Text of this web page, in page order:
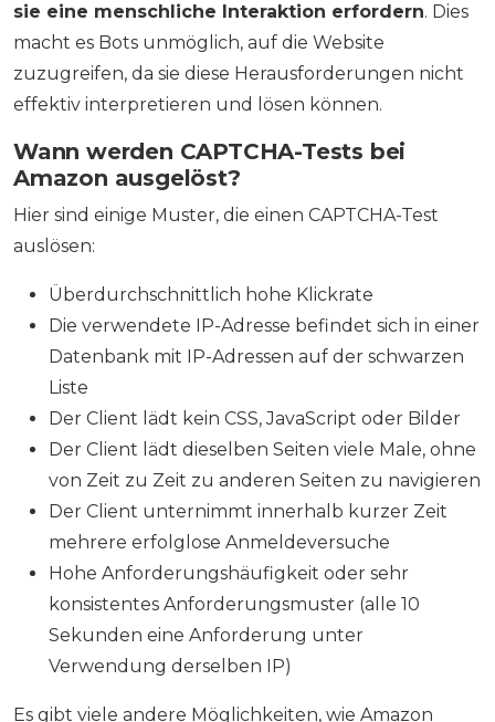
sie eine menschliche Interaktion erfordern. Dies
macht es Bots unmöglich, auf die Website
zuzugreifen, da sie diese Herausforderungen nicht
effektiv interpretieren und lösen können.
Wann werden CAPTCHA-Tests bei
Amazon ausgelöst?
Hier sind einige Muster, die einen CAPTCHA-Test
auslösen:
Überdurchschnittlich hohe Klickrate
Die verwendete IP-Adresse befindet sich in einer
Datenbank mit IP-Adressen auf der schwarzen
Liste
Der Client lädt kein CSS, JavaScript oder Bilder
Der Client lädt dieselben Seiten viele Male, ohne
von Zeit zu Zeit zu anderen Seiten zu navigieren
Der Client unternimmt innerhalb kurzer Zeit
mehrere erfolglose Anmeldeversuche
Hohe Anforderungshäufigkeit oder sehr
konsistentes Anforderungsmuster (alle 10
Sekunden eine Anforderung unter
Verwendung derselben IP)
Es gibt viele andere Möglichkeiten, wie Amazon